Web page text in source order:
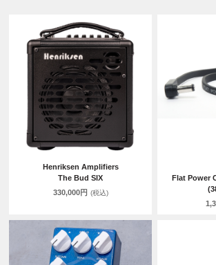
Henriksen Amplifiers
The Bud SIX
330,000円 (税込)
Flat Power